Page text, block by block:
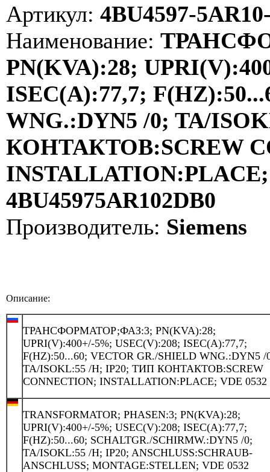
Артикул: 4BU4597-
Наименование:
PN(KVA):28;
ISEC(A):77,7;
WNG.:DYN5 /0; TA/
КОНТАКТОВ:SCREW
INSTALLATION:PLACE;
4BU45975AR102DB0
Производитель: Siemens
Описание:
ТРАНСФОРМАТОР;ФАЗ:3; PN(KVA):28;
UPRI(V):400+/-5%; USEC(V):208; ISEC(A):77,7;
F(HZ):50...60; VECTOR GR./SHIELD WNG.:DYN5 /
TA/ISOKL:55 /H; IP20; ТИП КОНТАКТОВ:SCREW
CONNECTION; INSTALLATION:PLACE; VDE 0532
TRANSFORMATOR; PHASEN:3; PN(KVA):28;
UPRI(V):400+/-5%; USEC(V):208; ISEC(A):77,7;
F(HZ):50...60; SCHALTGR./SCHIRMW.:DYN5 /0;
TA/ISOKL:55 /H; IP20; ANSCHLUSS:SCHRAUB-
ANSCHLUSS; MONTAGE:STELLEN; VDE 0532